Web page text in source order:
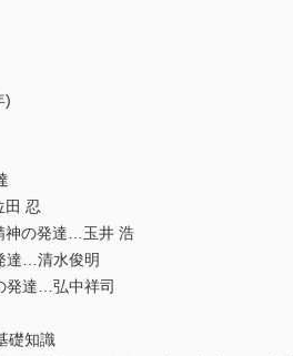
)
忍
神の発達…玉井 浩
達…清水俊明
発達…弘中祥司
礎知識